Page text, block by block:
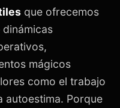
que ofrecemos
dinámicas
mágicos
como el trabajo
autoestima. Porque